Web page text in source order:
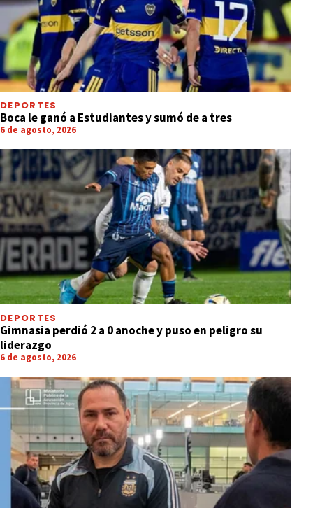
DEPORTES
Boca le ganó a Estudiantes y sumó de a tres
6 de agosto, 2026
DEPORTES
Gimnasia perdió 2 a 0 anoche y puso en peligro su
liderazgo
6 de agosto, 2026